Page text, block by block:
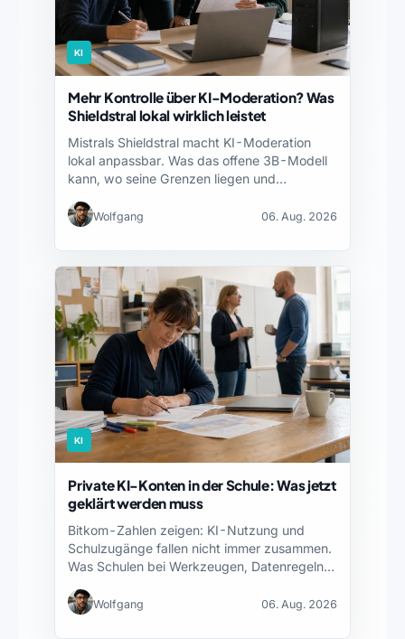
KI
Mehr Kontrolle über KI-Moderation? Was
Shieldstral lokal wirklich leistet
Mistrals Shieldstral macht KI-Moderation
lokal anpassbar. Was das offene 3B-Modell
kann, wo seine Grenzen liegen und…
Wolfgang 06. Aug. 2026
KI
Private KI-Konten in der Schule: Was jetzt
geklärt werden muss
Bitkom-Zahlen zeigen: KI-Nutzung und
Schulzugänge fallen nicht immer zusammen.
Was Schulen bei Werkzeugen, Datenregeln
Wolfgang 06. Aug. 2026